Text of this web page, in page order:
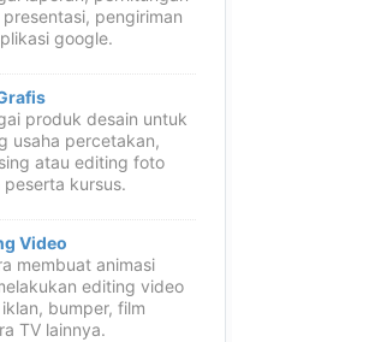
pengiriman
google.
produk desain untuk
usaha percetakan,
atau editing foto
peserta kursus.
Video
membuat animasi
editing video
bumper, film
TV lainnya.